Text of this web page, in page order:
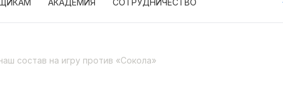
АКАДЕМИЯ СОТРУДНИЧЕСТВО
состав на игру против «Сокола»